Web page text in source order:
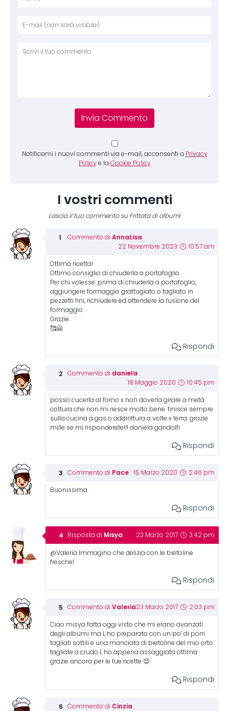
Notificami i nuovi commenti via e-mail, acconsenti a Privacy
Policy e la Cookie Policy
I vostri commenti
Lascia il tuo commento su Frittata di albumi
Commento di AnnaLisa
22 Novembre 2023 10:57 am
Ottima ricetta!
Ottimo consiglio di chiuderla a portafoglio.
Per chi volesse: prima di chiuderla a portafoglio,
aggiungere formaggio grattugiato o tagliato in
pezzetti fini, richiudere ed attendere la fusione del
formaggio.
Grazie.
🥰🤗
Rispondi
Commento di daniela
18 Maggio 2020 10:45 pm
posso cucerla al forno x non doverla girare a metà
cottura che non mi riesce molto bene. finisce sempre
sulla cucina a gas o addirittura a volte x terra. grazie
mille se mi risponderete!!! daniela gandolfi
Rispondi
Commento di Pace 15 Marzo 2020 2:46 pm
Buonissima.
Rispondi
Risposta di Misya 23 Marzo 2017 3:42 pm
@Valeria Immagino che delizia con le bietoline
fresche!
Rispondi
Commento di Valeria23 Marzo 2017 2:03 pm
Ciao misya fatta oggi visto che mi erano avanzati
degli albumi ma L ho preparato con un po’ di porri
tagliati sottili e una manciata di bietoline del mio orto
tagliate a crudo L ho appena assaggiata ottima
grazie ancora per le tue ricette 😊
Rispondi
Commento di Cinzia